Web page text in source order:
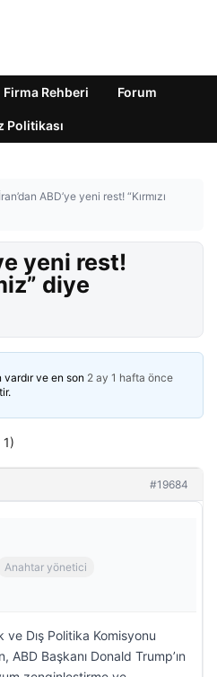
Firma Rehberi Forum
Politikası
İran’dan ABD’ye yeni rest! “Kırmızı
yeni rest!
diye
ve en son 2 ay 1 hafta önce
#19684
Anahtar yönetici
ve Dış Politika Komisyonu
ABD Başkanı Donald Trump’ın